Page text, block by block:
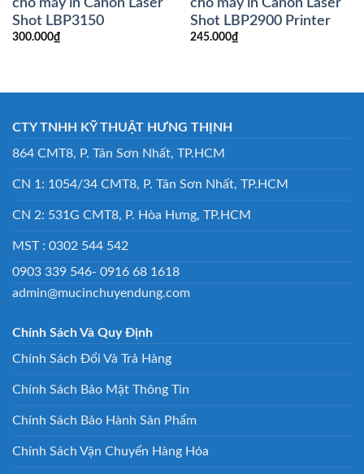
Shot LBP3150
300.000₫
Shot LBP2900 Printer
245.000₫
CTY TNHH KỸ THUẬT HƯNG THỊNH
864 CMT8, P. Tân Sơn Nhất, TP.HCM
CN 1: 1054/34 CMT8, P. Tân Sơn Nhất, TP.HCM
CN 2: 531G CMT8, P. Hòa Hưng, TP.HCM
MST : 0302 544 542
0903 339 546- 0916 68 1618
admin@mucinchuyendung.com
Chính Sách Và Quy Định
Chính Sách Đổi Và Trả Hàng
Chính Sách Bảo Mật Thông Tin
Chính Sách Bảo Hành Sản Phẩm
Chính Sách Vận Chuyển Hàng Hóa